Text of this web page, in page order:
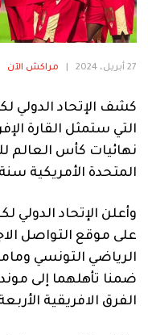
فنية
منوعة
آراء
27 أبريل، 2024 مراكش الآن
كشف الإتحاد الدولي
التي ستمثل القارة
نهائيات كأس العالم
المتحدة الأمريكية سنة 2025.
وأعلن الإتحاد الدولي
على موقع التواصل
الرياضي التونسي
الفرق الافريقية